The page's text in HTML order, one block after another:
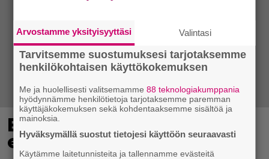
Eurojackpotista 80 000
euroa Suomeen – tänne
Arvostamme yksityisyyttäsi Valintasi
Tarvitsemme suostumuksesi tarjotaksemme
henkilökohtaisen käyttökokemuksen
Me ja huolellisesti valitsemamme88 teknologiakumppania
hyödynnämme henkilötietoja tarjotaksemme paremman
käyttäjäkokemuksen sekä kohdentaaksemme sisältöä ja
mainoksia.
Hyväksymällä suostut tietojesi käyttöön seuraavasti
Käytämme laitetunnisteita ja tallennamme evästeitä